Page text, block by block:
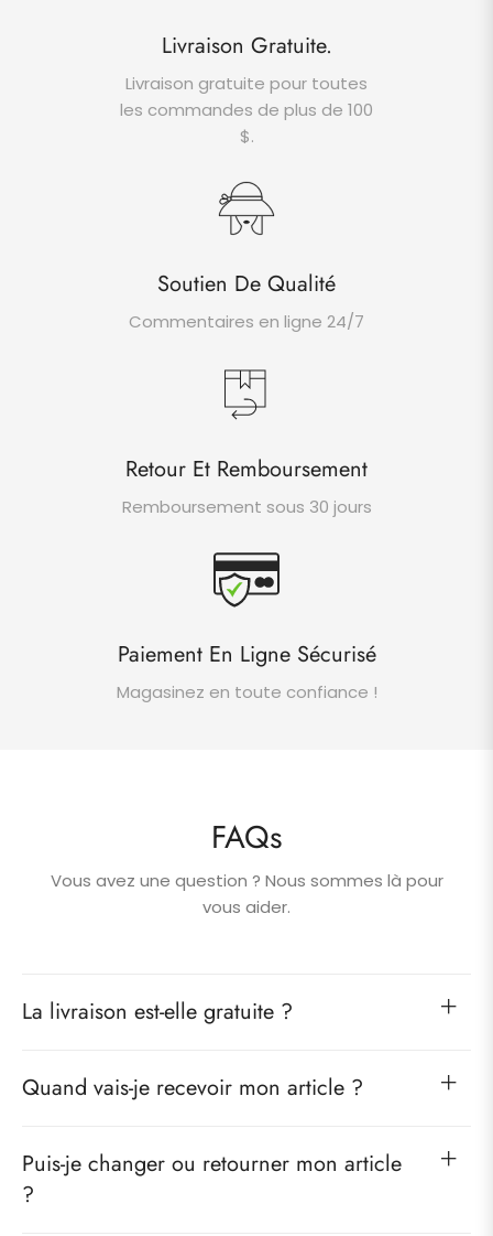
Livraison Gratuite.
Livraison gratuite pour toutes
les commandes de plus de 100
$.
Soutien De Qualité
Commentaires en ligne 24/7
Retour Et Remboursement
Remboursement sous 30 jours
Paiement En Ligne Sécurisé
Magasinez en toute confiance !
FAQs
Vous avez une question ? Nous sommes là pour
vous aider.
La livraison est-elle gratuite ?
Quand vais-je recevoir mon article ?
Puis-je changer ou retourner mon article
?